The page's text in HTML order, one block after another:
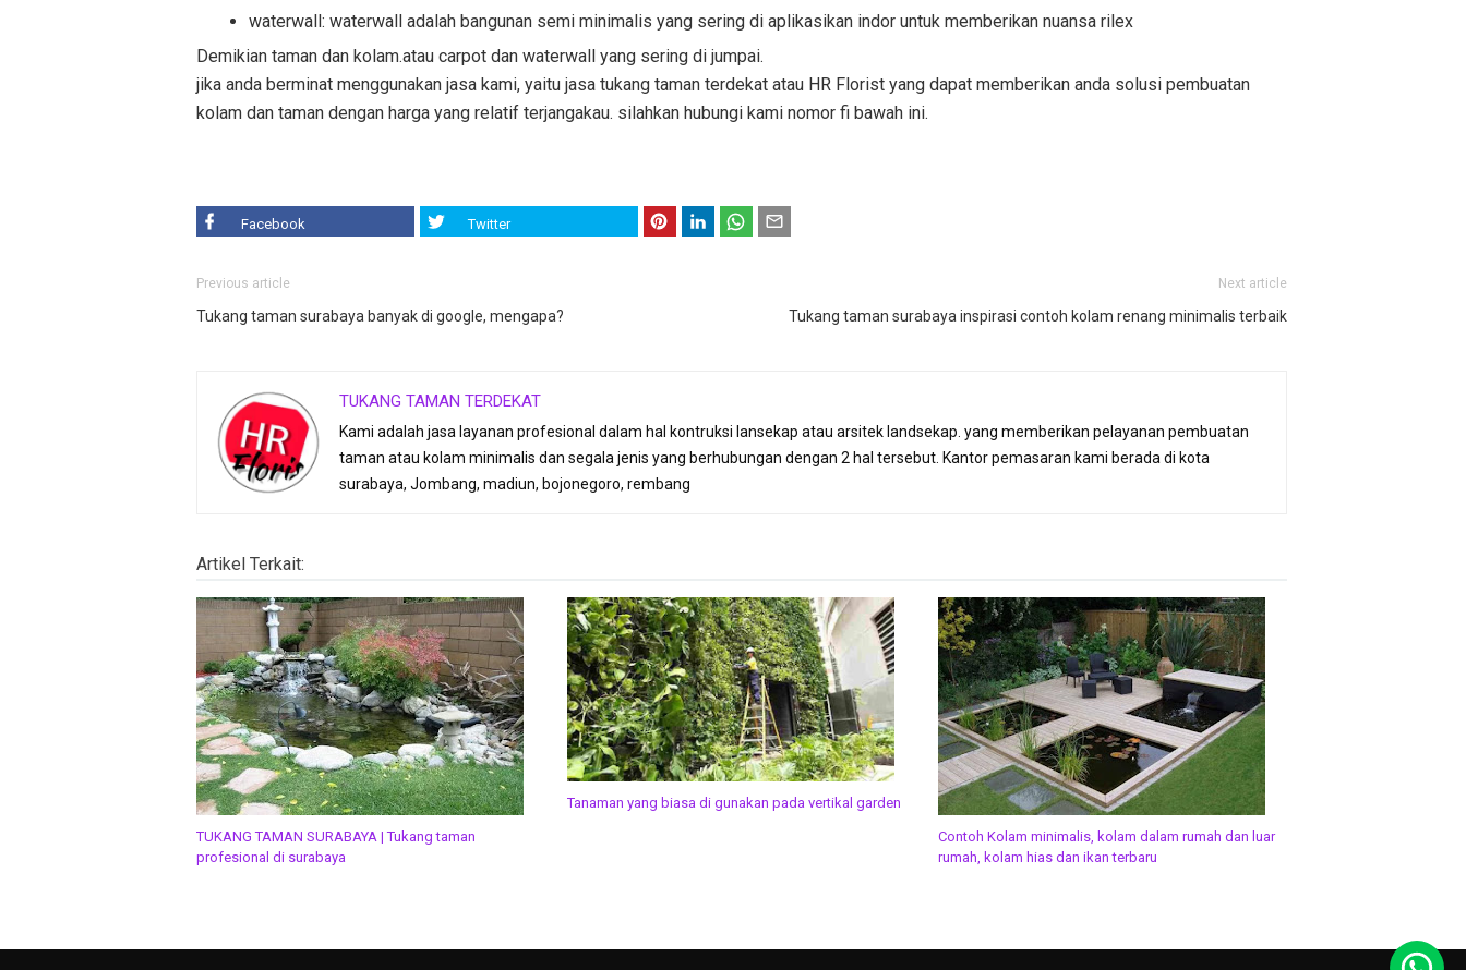
waterwall: waterwall adalah bangunan semi minimalis yang sering di aplikasikan indor untuk memberikan nuansa rilex
Demikian taman dan kolam.atau carpot dan waterwall yang sering di jumpai.
jika anda berminat menggunakan jasa kami, yaitu jasa tukang taman terdekat atau HR Florist yang dapat memberikan anda solusi pembuatan
kolam dan taman dengan harga yang relatif terjangakau. silahkan hubungi kami nomor fi bawah ini.
Facebook Twitter
Previous article
Tukang taman surabaya banyak di google, mengapa?
Next article
Tukang taman surabaya inspirasi contoh kolam renang minimalis terbaik
TUKANG TAMAN TERDEKAT
Kami adalah jasa layanan profesional dalam hal kontruksi lansekap atau arsitek landsekap. yang memberikan pelayanan pembuatan
taman atau kolam minimalis dan segala jenis yang berhubungan dengan 2 hal tersebut. Kantor pemasaran kami berada di kota
surabaya, Jombang, madiun, bojonegoro, rembang
Artikel Terkait:
TUKANG TAMAN SURABAYA | Tukang taman
profesional di surabaya
Tanaman yang biasa di gunakan pada vertikal garden
Contoh Kolam minimalis, kolam dalam rumah dan luar
rumah, kolam hias dan ikan terbaru